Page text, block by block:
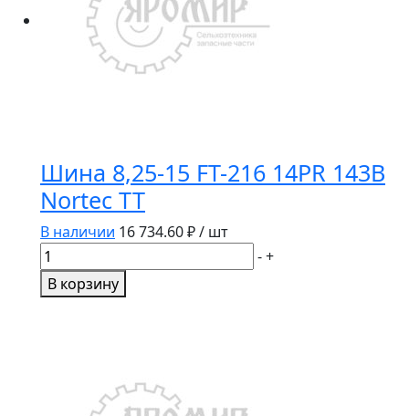
Шина 8,25-15 FT-216 14PR 143B
Nortec TT
В наличии 16 734.60₽ / шт
Количество
товара
Шина
-+
В корзину